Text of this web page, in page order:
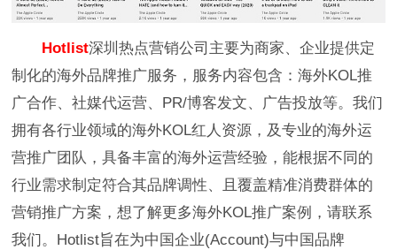
Hotlist深圳热点营销公司主要为商家、企业提供定
制化的海外品牌推广服务，服务内容包含：海外KOL推
广合作、社媒代运营、PR/博客发文、广告投放等。我们
拥有各行业领域的海外KOL红人资源，及专业的海外运
营推广团队，具备丰富的海外运营经验，能根据不同的
行业需求制定符合其品牌调性、且覆盖精准消费群体的
营销推广方案，想了解更多海外KOL推广案例，请联系
我们。Hotlist旨在为中国企业(Account)与中国品牌